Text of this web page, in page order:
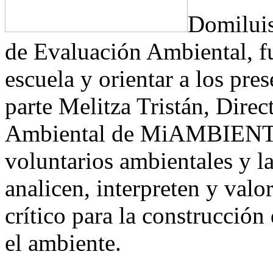
de Evaluación Ambiental,
escuela y orientar a los
parte Melitza Tristán,
Ambiental de
voluntarios ambientales y
analicen, interpreten y
crítico para la construcción
el ambiente.